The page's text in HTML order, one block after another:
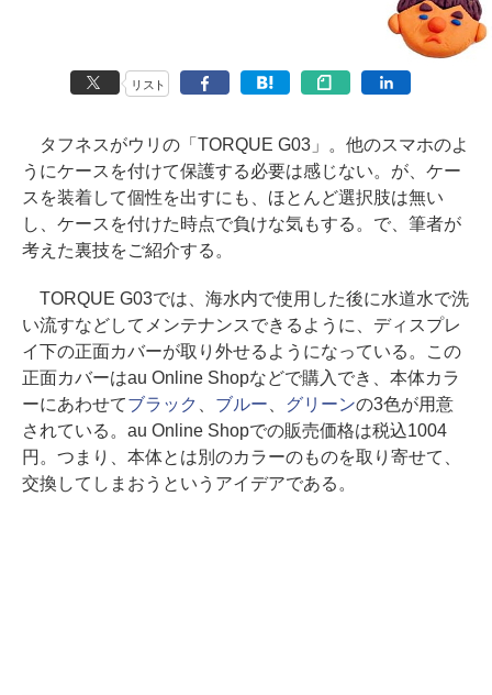
リスト
タフネスがウリの「TORQUE G03」。他のスマホのよ
うにケースを付けて保護する必要は感じない。が、ケー
スを装着して個性を出すにも、ほとんど選択肢は無い
し、ケースを付けた時点で負けな気もする。で、筆者が
考えた裏技をご紹介する。
TORQUE G03では、海水内で使用した後に水道水で洗
い流すなどしてメンテナンスできるように、ディスプレ
イ下の正面カバーが取り外せるようになっている。この
正面カバーはau Online Shopなどで購入でき、本体カラ
ーにあわせてブラック ブルー グリーンの3色が用意
されている。au Online Shopでの販売価格は税込1004
円。つまり、本体とは別のカラーのものを取り寄せて、
交換してしまおうというアイデアである。